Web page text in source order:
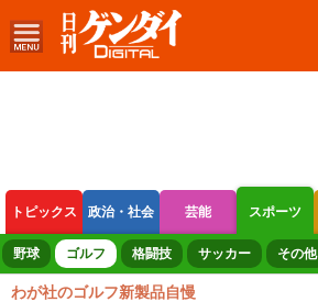
トピックス 政治・社会 芸能 スポーツ
ボートレース 競輪 オートレース
野球 ゴルフ 格闘技 サッカー その他
わが社のゴルフ新製品自慢